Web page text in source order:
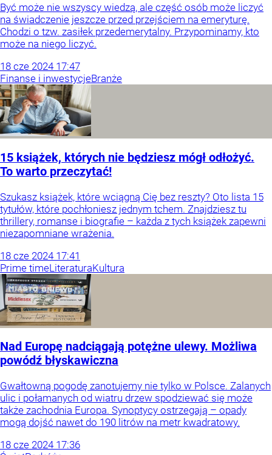
Być może nie wszyscy wiedzą, ale część osób może liczyć
na świadczenie jeszcze przed przejściem na emeryturę.
Chodzi o tzw. zasiłek przedemerytalny. Przypominamy, kto
może na niego liczyć.
18 cze 2024 17:47
Finanse i inwestycjeBranże
15 książek, których nie będziesz mógł odłożyć.
To warto przeczytać!
Szukasz książek, które wciągną Cię bez reszty? Oto lista 15
tytułów, które pochłoniesz jednym tchem. Znajdziesz tu
thrillery, romanse i biografie – każda z tych książek zapewni
niezapomniane wrażenia.
18 cze 2024 17:41
Prime timeLiteraturaKultura
Nad Europę nadciągają potężne ulewy. Możliwa
powódź błyskawiczna
Gwałtowną pogodę zanotujemy nie tylko w Polsce. Zalanych
ulic i połamanych od wiatru drzew spodziewać się może
także zachodnia Europa. Synoptycy ostrzegają – opady
mogą dojść nawet do 190 litrów na metr kwadratowy.
18 cze 2024 17:36